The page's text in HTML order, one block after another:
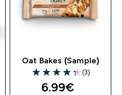
Oat Bakes (Sample)
4.33 out of 5 stars
(3)
6.99€‎